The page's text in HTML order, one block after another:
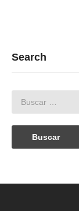
Search